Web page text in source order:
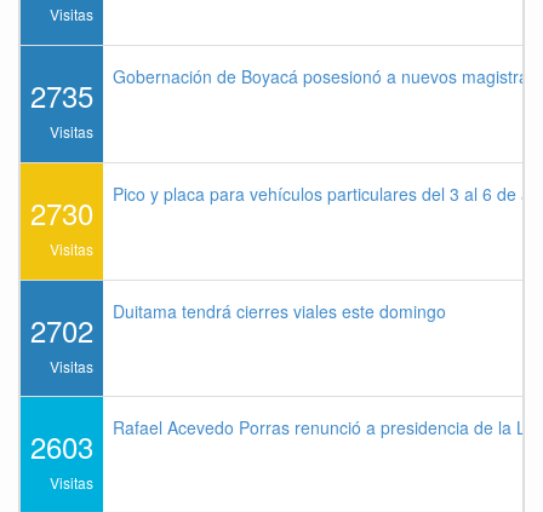
Visitas
2735
Visitas
Gobernación de Boyacá posesionó a nuevos
2730
Visitas
Pico y placa para vehículos particulares del 3 al 6 de
2702
Visitas
Duitama tendrá cierres viales este domingo
2603
Visitas
Rafael Acevedo Porras renunció a presidencia de la